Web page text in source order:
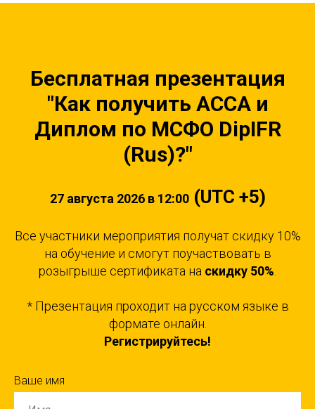
Бесплатная презентация
"Как получить ACCA и
Диплом по МСФО DipIFR
(Rus)?"
27 августа 2026 в 12:00(UTC +5)
Все участники мероприятия получат скидку 10%
на обучение и смогут поучаствовать в
розыгрыше сертификата на скидку 50%.
* Презентация проходит на русском языке в
формате онлайн.
Регистрируйтесь!
Ваше имя